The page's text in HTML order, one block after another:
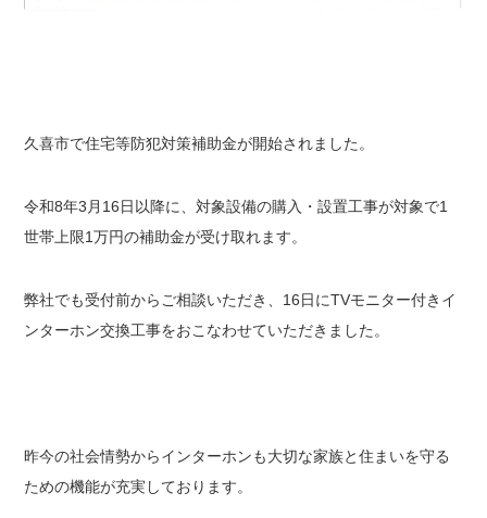
久喜市で住宅等防犯対策補助金が開始されました。
令和8年3月16日以降に、対象設備の購入・設置工事が対象で1
世帯上限1万円の補助金が受け取れます。
弊社でも受付前からご相談いただき、16日にTVモニター付きイ
ンターホン交換工事をおこなわせていただきました。
昨今の社会情勢からインターホンも大切な家族と住まいを守る
ための機能が充実しております。